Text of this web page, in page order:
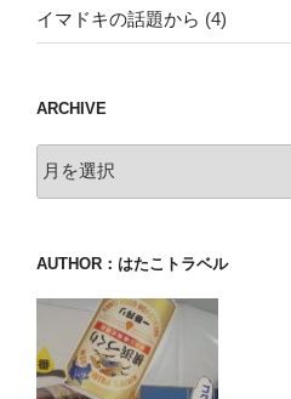
イマドキの話題から (4)
ARCHIVE
AUTHOR：はたこトラベル